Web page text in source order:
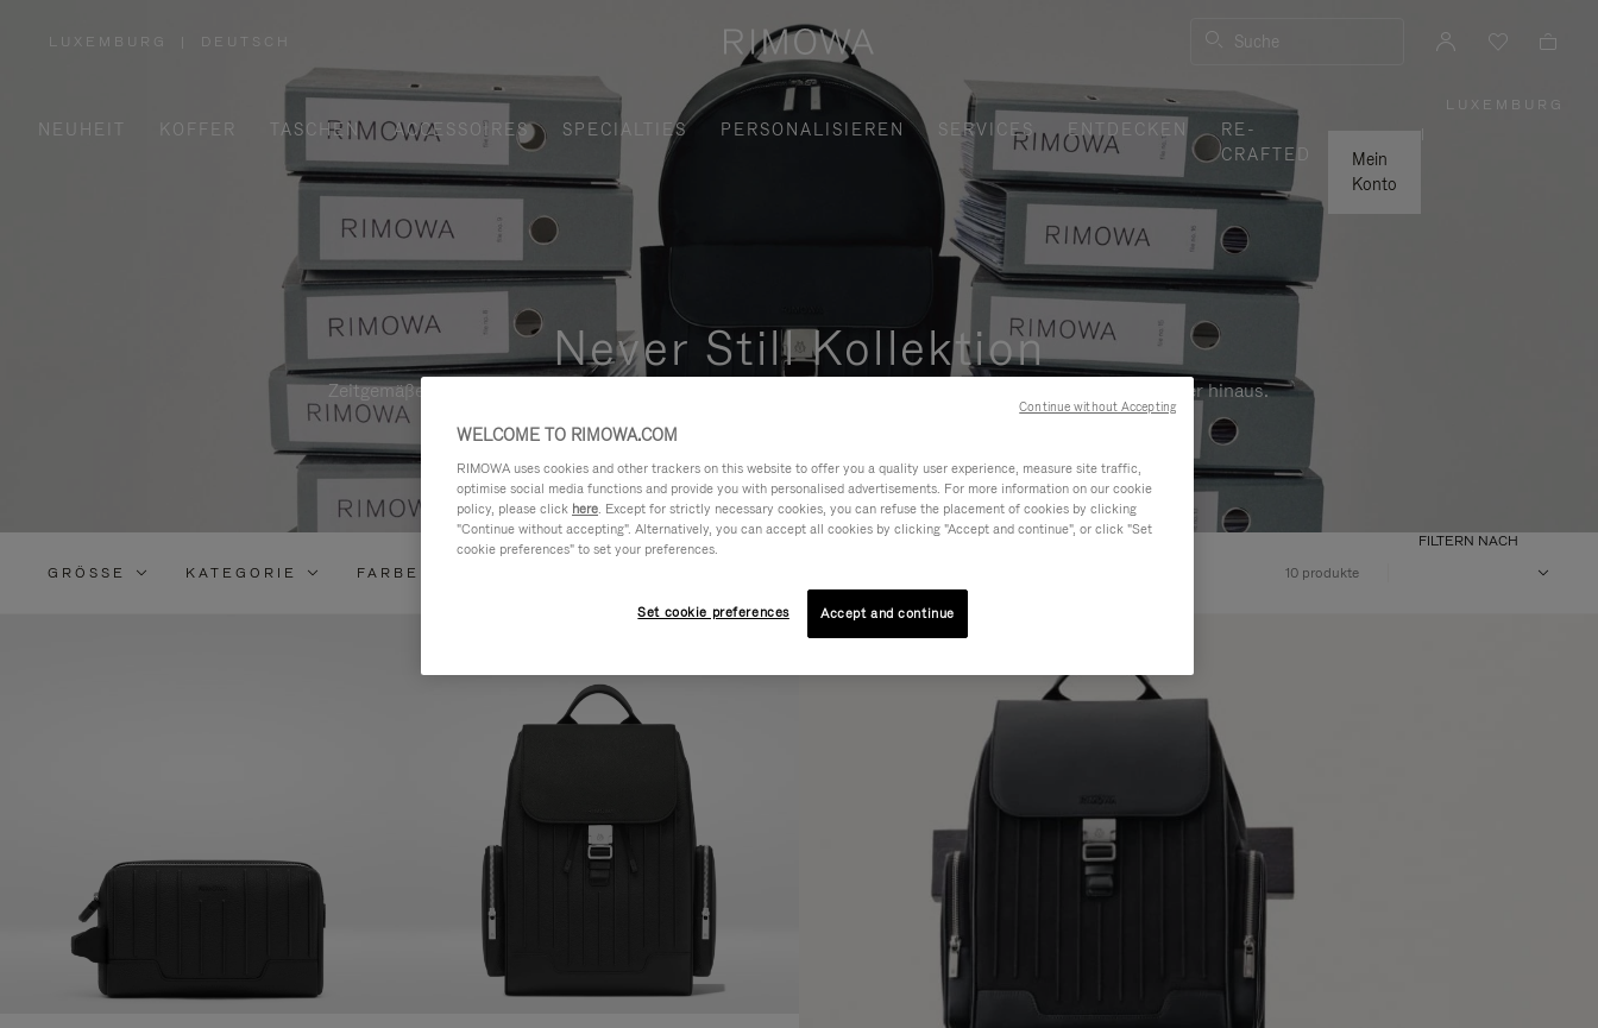
LUXEMBURG
,
AUS
DEUTSCH Suche
NEUHEIT KOFFER TASCHEN ACCESSOIRES SPECIALTIES PERSONALISIEREN SERVICES ENTDECKEN
RE-
CRAFTED
Mein
Konto
LUXEMBURG
|
Never Still Kollektion
Zeitgemäße, funktionale und elegante Lösung für das tägliche Pendeln in der Stadt, im Beruf und darüber hinaus.
Ergebnisse
GRÖSSE KATEGORIE FARBE 10 produkte
FILTERN NACH
WELCOME TO RIMOWA.COM
RIMOWA uses cookies and other trackers on this website to offer you a quality user experience, measure site traffic,
optimise social media functions and provide you with personalised advertisements. For more information on our cookie
policy, please click here. Except for strictly necessary cookies, you can refuse the placement of cookies by clicking
"Continue without accepting". Alternatively, you can accept all cookies by clicking "Accept and continue", or click "Set
cookie preferences" to set your preferences.
Set cookie preferences Accept and continue
Continue without Accepting